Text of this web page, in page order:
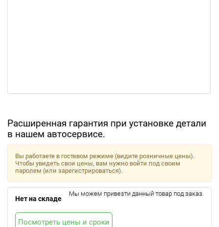
Расширенная гарантия при установке детали
в нашем автосервисе.
Вы работаете в гостевом режиме (видите розничные цены).
Чтобы увидеть свои цены, вам нужно войти под своим
паролем (или зарегистрироваться).
Нет на складе
Мы можем привезти данный товар под заказ.
Посмотреть цены и сроки